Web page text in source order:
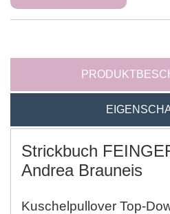
Strickbuch
Andrea Brauneis
Kuschelpullover Top-